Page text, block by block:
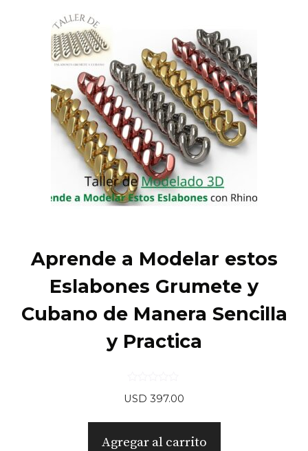
Aprende a Modelar estos
Eslabones Grumete y
Cubano de Manera Sencilla
y Practica
d
5
USD 397.00
Agregar al carrito